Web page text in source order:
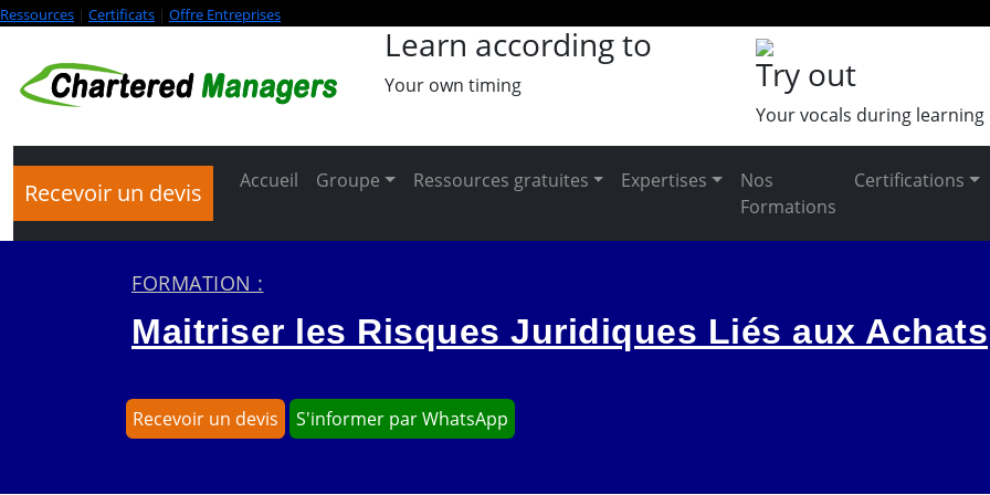
Ressources | Certificats | Offre Entreprises
Learn according to
Your own timing Try out
Your vocals during learning
Recevoir un devis Accueil Groupe Ressources gratuites Expertises
Nos
Formations
Certifications
FORMATION :
Maitriser les Risques Juridiques Liés aux Achats
Recevoir un devis S'informer par WhatsApp